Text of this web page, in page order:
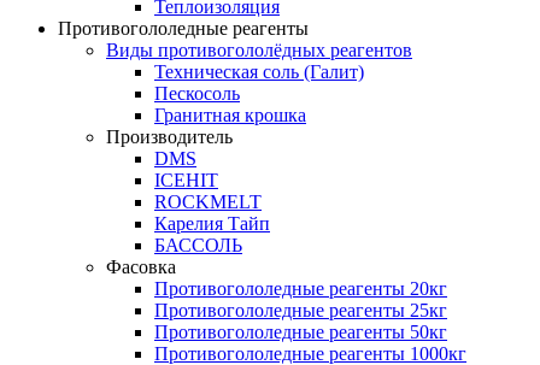
Теплоизоляция
Противогололедные реагенты
Виды противогололёдных реагентов
Техническая соль (Галит)
Пескосоль
Гранитная крошка
Производитель
DMS
ICEHIT
ROCKMELT
Карелия Тайп
БАССОЛЬ
Фасовка
Противогололедные реагенты 20кг
Противогололедные реагенты 25кг
Противогололедные реагенты 50кг
Противогололедные реагенты 1000кг